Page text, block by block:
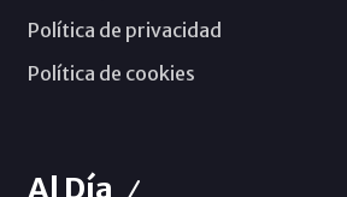
Política de privacidad
Política de cookies
Al Día